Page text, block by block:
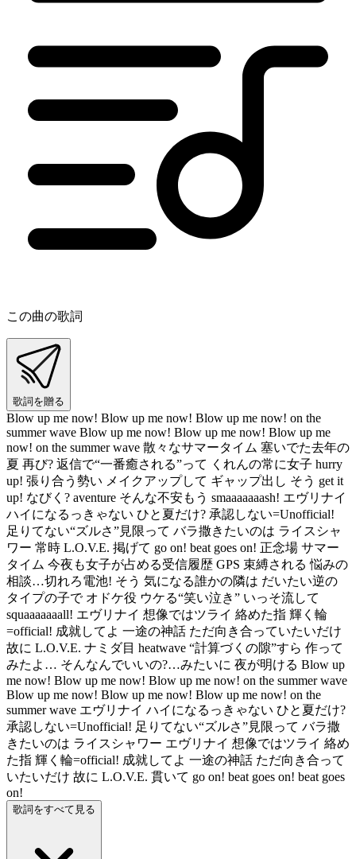
この曲の歌詞
歌詞を贈る
Blow up me now! Blow up me now! Blow up me now! on the
summer wave Blow up me now! Blow up me now! Blow up me
now! on the summer wave 散々なサマータイム 塞いでた去年の
夏 再び? 返信で“一番癒される”って くれんの常に女子 hurry
up! 張り合う勢い メイクアップして ギャップ出し そう get it
up! なびく? aventure そんな不安もう smaaaaaaash! エヴリナイ
ハイになるっきゃない ひと夏だけ? 承認しない=Unofficial!
足りてない“ズルさ”見限って バラ撒きたいのは ライスシャ
ワー 常時 L.O.V.E. 掲げて go on! beat goes on! 正念場 サマー
タイム 今夜も女子が占める受信履歴 GPS 束縛される 悩みの
相談…切れろ電池! そう 気になる誰かの隣は だいたい逆の
タイプの子で オドケ役 ウケる“笑い泣き” いっそ流して
squaaaaaaall! エヴリナイ 想像ではツライ 絡めた指 輝く輪
=official! 成就してよ 一途の神話 ただ向き合っていたいだけ
故に L.O.V.E. ナミダ目 heatwave “計算づくの隙”すら 作って
みたよ… そんなんでいいの?…みたいに 夜が明ける Blow up
me now! Blow up me now! Blow up me now! on the summer wave
Blow up me now! Blow up me now! Blow up me now! on the
summer wave エヴリナイ ハイになるっきゃない ひと夏だけ?
承認しない=Unofficial! 足りてない“ズルさ”見限って バラ撒
きたいのは ライスシャワー エヴリナイ 想像ではツライ 絡め
た指 輝く輪=official! 成就してよ 一途の神話 ただ向き合って
いたいだけ 故に L.O.V.E. 貫いて go on! beat goes on! beat goes
on!
歌詞をすべて見る